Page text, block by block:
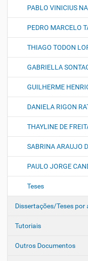
PABLO VINICIUS
PEDRO MARCELO
THIAGO TODON
GABRIELLA
GUILHERME
DANIELA RIGON
THAYLINE DE
SABRINA ARAUJO
PAULO JORGE
Teses
Dissertações/Teses por
Tutoriais
Outros Documentos